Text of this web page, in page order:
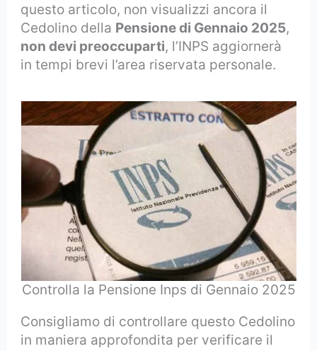
questo articolo, non visualizzi ancora il
Cedolino della Pensione di Gennaio 2025,
non devi preoccuparti, l’INPS aggiornerà
in tempi brevi l’area riservata personale.
Controlla la Pensione Inps di Gennaio 2025
Consigliamo di controllare questo Cedolino
in maniera approfondita per verificare il